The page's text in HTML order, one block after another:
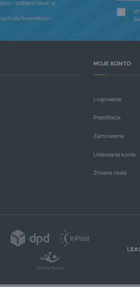
i odbierz rabat w
użytkowników i
MOJE KONTO
Logowanie
Rejestracja
Zamówienia
Ustawiania konta
Zmiana hasła